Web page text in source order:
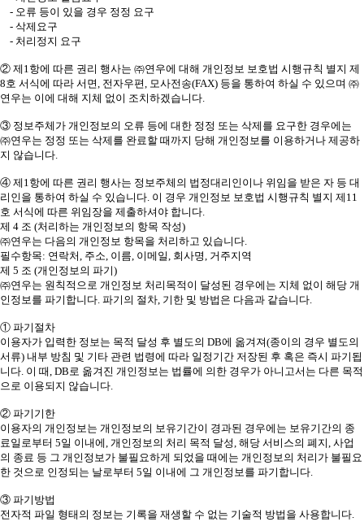
- 오류 등이 있을 경우 정정 요구
- 삭제요구
- 처리정지 요구
② 제1항에 따른 권리 행사는 ㈜연우에 대해 개인정보 보호법 시행규칙 별지 제
8호 서식에 따라 서면, 전자우편, 모사전송(FAX) 등을 통하여 하실 수 있으며 ㈜
연우는 이에 대해 지체 없이 조치하겠습니다.
③ 정보주체가 개인정보의 오류 등에 대한 정정 또는 삭제를 요구한 경우에는
㈜연우는 정정 또는 삭제를 완료할 때까지 당해 개인정보를 이용하거나 제공하
지 않습니다.
④ 제1항에 따른 권리 행사는 정보주체의 법정대리인이나 위임을 받은 자 등 대
리인을 통하여 하실 수 있습니다. 이 경우 개인정보 보호법 시행규칙 별지 제11
호 서식에 따른 위임장을 제출하셔야 합니다.
제 4 조 (처리하는 개인정보의 항목 작성)
㈜연우는 다음의 개인정보 항목을 처리하고 있습니다.
필수항목: 연락처, 주소, 이름, 이메일, 회사명, 거주지역
제 5 조 (개인정보의 파기)
㈜연우는 원칙적으로 개인정보 처리목적이 달성된 경우에는 지체 없이 해당 개
인정보를 파기합니다. 파기의 절차, 기한 및 방법은 다음과 같습니다.
① 파기절차
이용자가 입력한 정보는 목적 달성 후 별도의 DB에 옮겨져(종이의 경우 별도의
서류) 내부 방침 및 기타 관련 법령에 따라 일정기간 저장된 후 혹은 즉시 파기됩
니다. 이 때, DB로 옮겨진 개인정보는 법률에 의한 경우가 아니고서는 다른 목적
으로 이용되지 않습니다.
② 파기기한
이용자의 개인정보는 개인정보의 보유기간이 경과된 경우에는 보유기간의 종
료일로부터 5일 이내에, 개인정보의 처리 목적 달성, 해당 서비스의 폐지, 사업
의 종료 등 그 개인정보가 불필요하게 되었을 때에는 개인정보의 처리가 불필요
한 것으로 인정되는 날로부터 5일 이내에 그 개인정보를 파기합니다.
③ 파기방법
전자적 파일 형태의 정보는 기록을 재생할 수 없는 기술적 방법을 사용합니다.